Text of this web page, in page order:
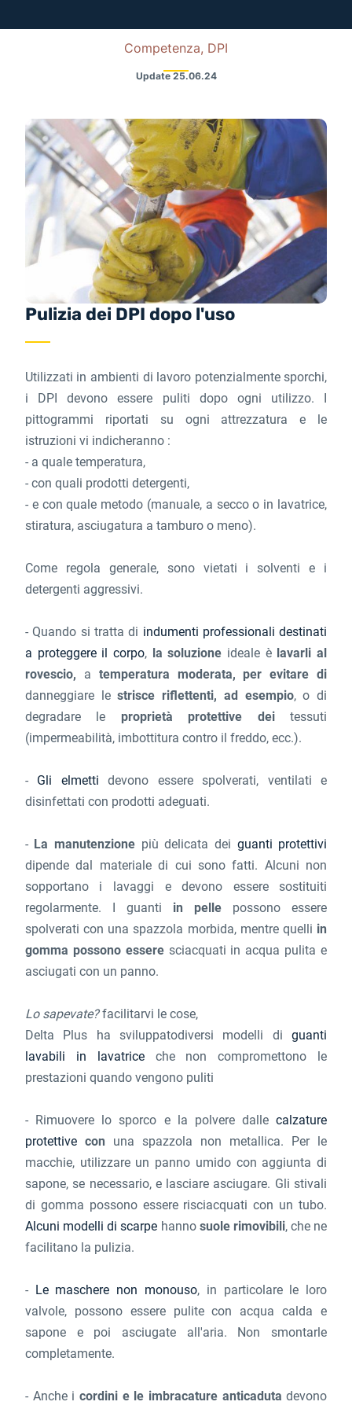
Competenza, DPI
Update 25.06.24
Pulizia dei DPI dopo l'uso
Utilizzati in ambienti di lavoro potenzialmente sporchi,
i DPI devono essere puliti dopo ogni utilizzo. I
pittogrammi riportati su ogni attrezzatura e le
istruzioni vi indicheranno :
- a quale temperatura,
- con quali prodotti detergenti,
- e con quale metodo (manuale, a secco o in lavatrice,
stiratura, asciugatura a tamburo o meno).
Come regola generale, sono vietati i solventi e i
detergenti aggressivi.
- Quando si tratta di indumenti professionali destinati
a proteggere il corpo, la soluzione ideale è lavarli al
rovescio, a temperatura moderata, per evitare di
danneggiare lestrisce riflettenti, ad esempio, o di
degradare le proprietà protettive deitessuti
(impermeabilità, imbottitura contro il freddo, ecc.).
- Gli elmetti devono essere spolverati, ventilati e
disinfettati con prodotti adeguati.
- La manutenzione più delicata dei guanti protettivi
dipende dal materiale di cui sono fatti. Alcuni non
sopportano i lavaggi e devono essere sostituiti
regolarmente. I guanti in pelle possono essere
spolverati con una spazzola morbida, mentre quelli in
gomma possono esseresciacquati in acqua pulita e
asciugati con un panno.
Lo sapevate?facilitarvi le cose,
Delta Plus ha sviluppatodiversi modelli diguanti
lavabili in lavatriceche non compromettono le
prestazioni quando vengono puliti
- Rimuovere lo sporco e la polvere dallecalzature
protettive con una spazzola non metallica. Per le
macchie, utilizzare un panno umido con aggiunta di
sapone, se necessario, e lasciare asciugare. Gli stivali
di gomma possono essere risciacquati con un tubo.
Alcuni modelli di scarpe hanno suole rimovibili, che ne
facilitano la pulizia.
- Le maschere non monouso, in particolare le loro
valvole, possono essere pulite con acqua calda e
sapone e poi asciugate all'aria. Non smontarle
completamente.
- Anche i cordini e le imbracature anticaduta devono